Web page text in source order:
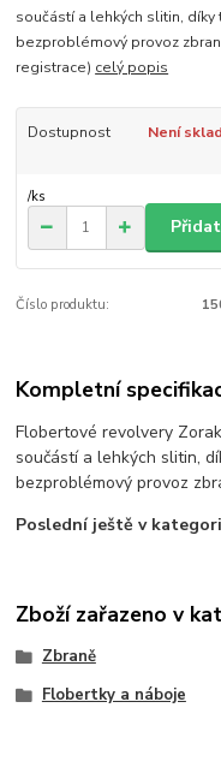
součástí a lehkých slitin, díky
bezproblémový provoz
registrace) celý popis
Dostupnost Není
/ks
Číslo produktu:
Kompletní
Flobertovérevolvery
součástí a lehkých slitin,
bezproblémový provoz
Poslední ještě v
Zboží zařazeno v
Zbraně
Flobertky a náboje